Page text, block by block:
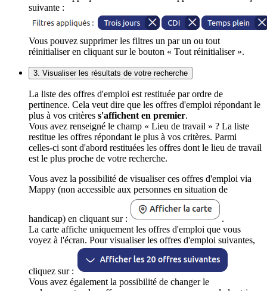
suivante :
Vous pouvez supprimer les filtres un par un ou tout
réinitialiser en cliquant sur le bouton « Tout réinitialiser ».
3. Visualiser les résultats de votre recherche
La liste des offres d'emploi est restituée par ordre de
pertinence. Cela veut dire que les offres d'emploi répondant le
plus à vos critères s'affichent en premier.
Vous avez renseigné le champ « Lieu de travail » ? La liste
restitue les offres répondant le plus à vos critères. Parmi
celles-ci sont d'abord restituées les offres dont le lieu de travail
est le plus proche de votre recherche.
Vous avez la possibilité de visualiser ces offres d'emploi via
Mappy (non accessible aux personnes en situation de
handicap) en cliquant sur :
.
La carte affiche uniquement les offres d'emploi que vous
voyez à l'écran. Pour visualiser les offres d'emploi suivantes,
cliquez sur :
Vous avez également la possibilité de changer le